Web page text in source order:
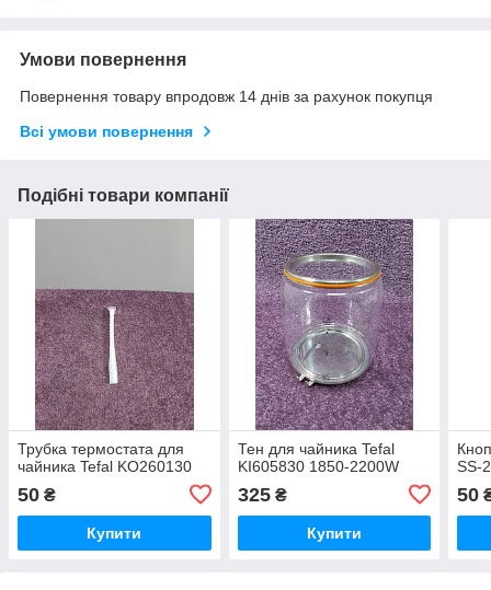
Умови повернення
Повернення товару впродовж 14 днів за рахунок покупця
Всі умови повернення
Подібні товари компанії
Трубка термостата для
чайника Tefal KO260130
50 ₴
Купити
Тен для чайника Tefal
KI605830 1850-2200W
325₴
Купити
SS-
50